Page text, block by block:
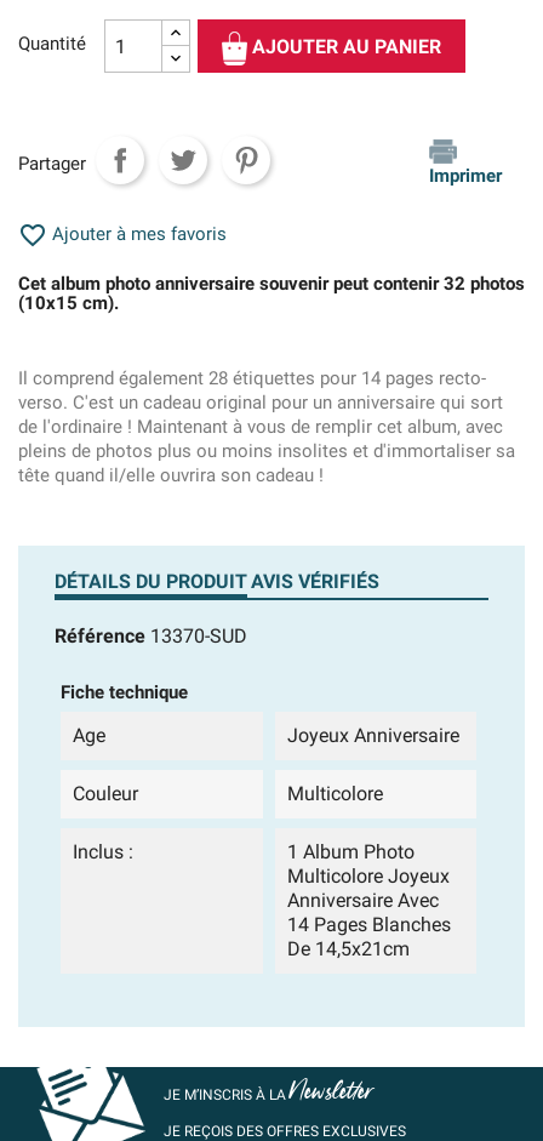
Quantité AJOUTER AU PANIER
Partager
Imprimer
 Ajouter à mes favoris
Cet album photo anniversaire souvenir peut contenir 32 photos
(10x15 cm).
Il comprend également 28 étiquettes pour 14 pages recto-
verso. C'est un cadeau original pour un anniversaire qui sort
de l'ordinaire ! Maintenant à vous de remplir cet album, avec
pleins de photos plus ou moins insolites et d'immortaliser sa
tête quand il/elle ouvrira son cadeau !
DÉTAILS DU PRODUITAVIS VÉRIFIÉS
Référence 13370-SUD
Fiche technique
Age Joyeux Anniversaire
Couleur Multicolore
Inclus :
1 Album Photo
Multicolore Joyeux
Anniversaire Avec
14 Pages Blanches
De 14,5x21cm
JE M’INSCRIS À LANewsletter
JE REÇOIS DES OFFRES EXCLUSIVES